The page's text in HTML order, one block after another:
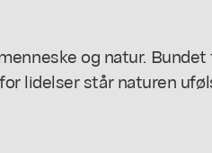
og natur. Bundet
lidelser står naturen